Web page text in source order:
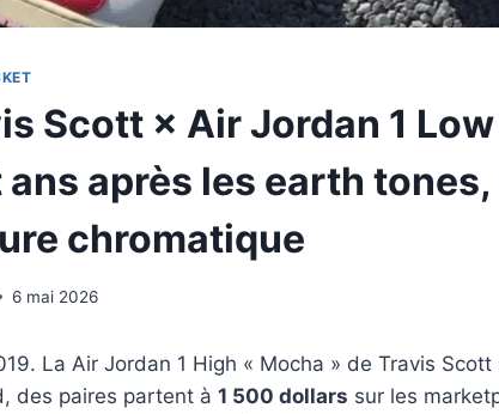
Scott × Air Jordan 1
ans après les earth
chromatique
6 mai 2026
La Air Jordan 1 High « Mocha » de Travis
des paires partent à 1 500 dollars sur les